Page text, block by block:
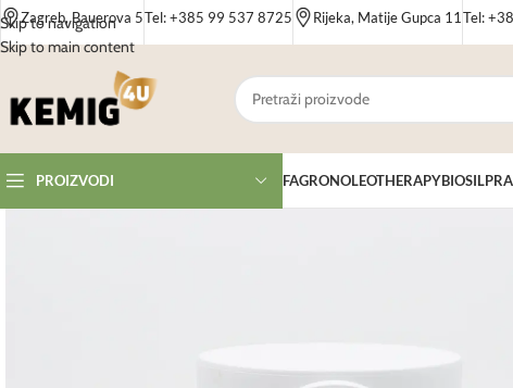
Skip to navigation
Skip to main content
Zagreb, Bauerova 5Tel: +385 99 537 8725 Rijeka, Matije Gupca 11 Tel:
PROIZVODI FAGRONOLEOTHERAPYBIOSIL